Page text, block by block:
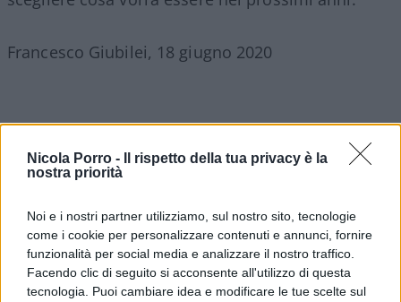
Nicola Porro -
Il rispetto della tua privacy è la
nostra priorità
Noi e i nostri partner utilizziamo, sul nostro sito, tecnologie
come i cookie per personalizzare contenuti e annunci, fornire
funzionalità per social media e analizzare il nostro traffico.
Facendo clic di seguito si acconsente all'utilizzo di questa
tecnologia. Puoi cambiare idea e modificare le tue scelte sul
Francesco Giubilei, 18 giugno 2020
Il Como e l’assurda pretesa di
controllare chi ha già pagato
Il club lariano introduce presenze minime e
controlli sugli abbonati: pagare il posto non basta
più, bisogna anche dimostrare di meritarlo